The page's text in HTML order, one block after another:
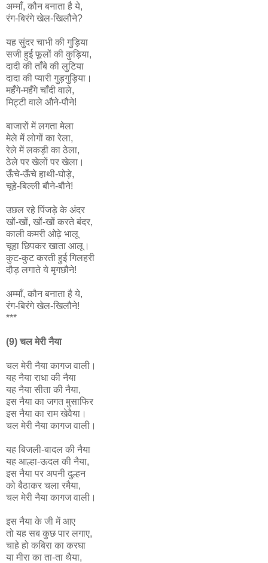
अम्माँ, कौन बनाता है ये,
रंग-बिरंगे खेल-खिलौने?
यह सुंदर चाभी की गुड़िया
सजी हुई फूलों की कुड़िया,
दादी की ताँबे की लुटिया
दादा की प्यारी गुड़गुड़िया।
महँगे-महँगे चाँदी वाले,
मिट्टी वाले औने-पौने!
बाजारों में लगता मेला
मेले में लोगों का रेला,
रेले में लकड़ी का ठेला,
ठेले पर खेलों पर खेला।
ऊँचे-ऊँचे हाथी-घोड़े,
चूहे-बिल्ली बौने-बौने!
उछल रहे पिंजड़े के अंदर
खों-खों, खों-खों करते बंदर,
काली कमरी ओढ़े भालू
चूहा छिपकर खाता आलू।
कुट-कुट करती हुई गिलहरी
दौड़ लगाते ये मृगछौने!
अम्माँ, कौन बनाता है ये,
रंग-बिरंगे खेल-खिलौने!
***
(9) चल मेरी नैया
चल मेरी नैया कागज वाली।
यह नैया राधा की नैया
यह नैया सीता की नैया,
इस नैया का जगत मुसाफिर
इस नैया का राम खेवैया।
चल मेरी नैया कागज वाली।
यह बिजली-बादल की नैया
यह आल्हा-ऊदल की नैया,
इस नैया पर अपनी दुल्हन
को बैठाकर चला रमैया,
चल मेरी नैया कागज वाली।
इस नैया के जी में आए
तो यह सब कुछ पार लगाए,
चाहे हो कबिरा का करघा
या मीरा का ता-ता थैया,